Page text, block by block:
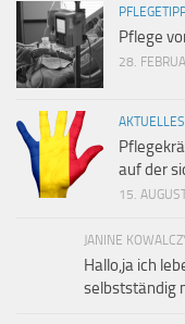
Pflege
28.
AKTUELLES
auf der
15.
JANINE
Hallo,ja ich
selbstständig